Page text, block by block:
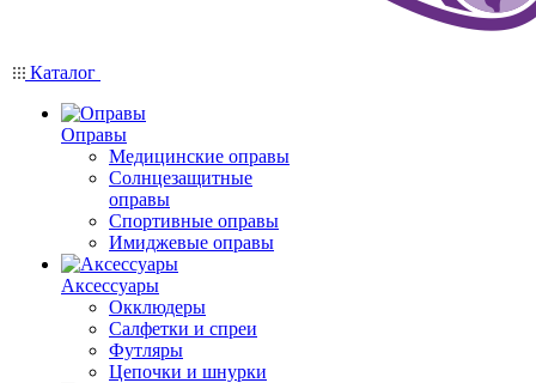
Каталог
Оправы
Медицинские оправы
Солнцезащитные
оправы
Спортивные оправы
Имиджевые оправы
Аксессуары
Окклюдеры
Салфетки и спреи
Футляры
Цепочки и шнурки